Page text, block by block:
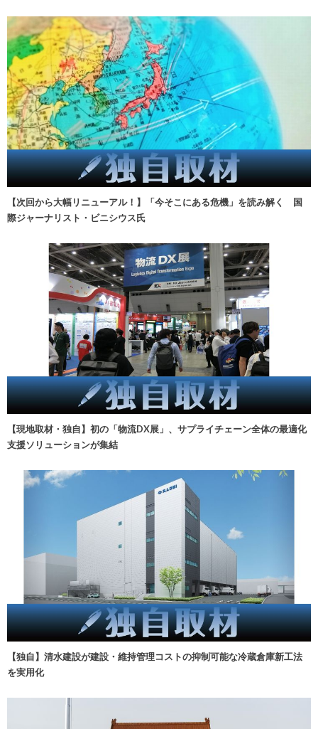
【次回から大幅リニューアル！】「今そこにある危機」を読み解く 国
際ジャーナリスト・ビニシウス氏
【現地取材・独自】初の「物流DX展」、サプライチェーン全体の最適化
支援ソリューションが集結
【独自】清水建設が建設・維持管理コストの抑制可能な冷蔵倉庫新工法
を実用化